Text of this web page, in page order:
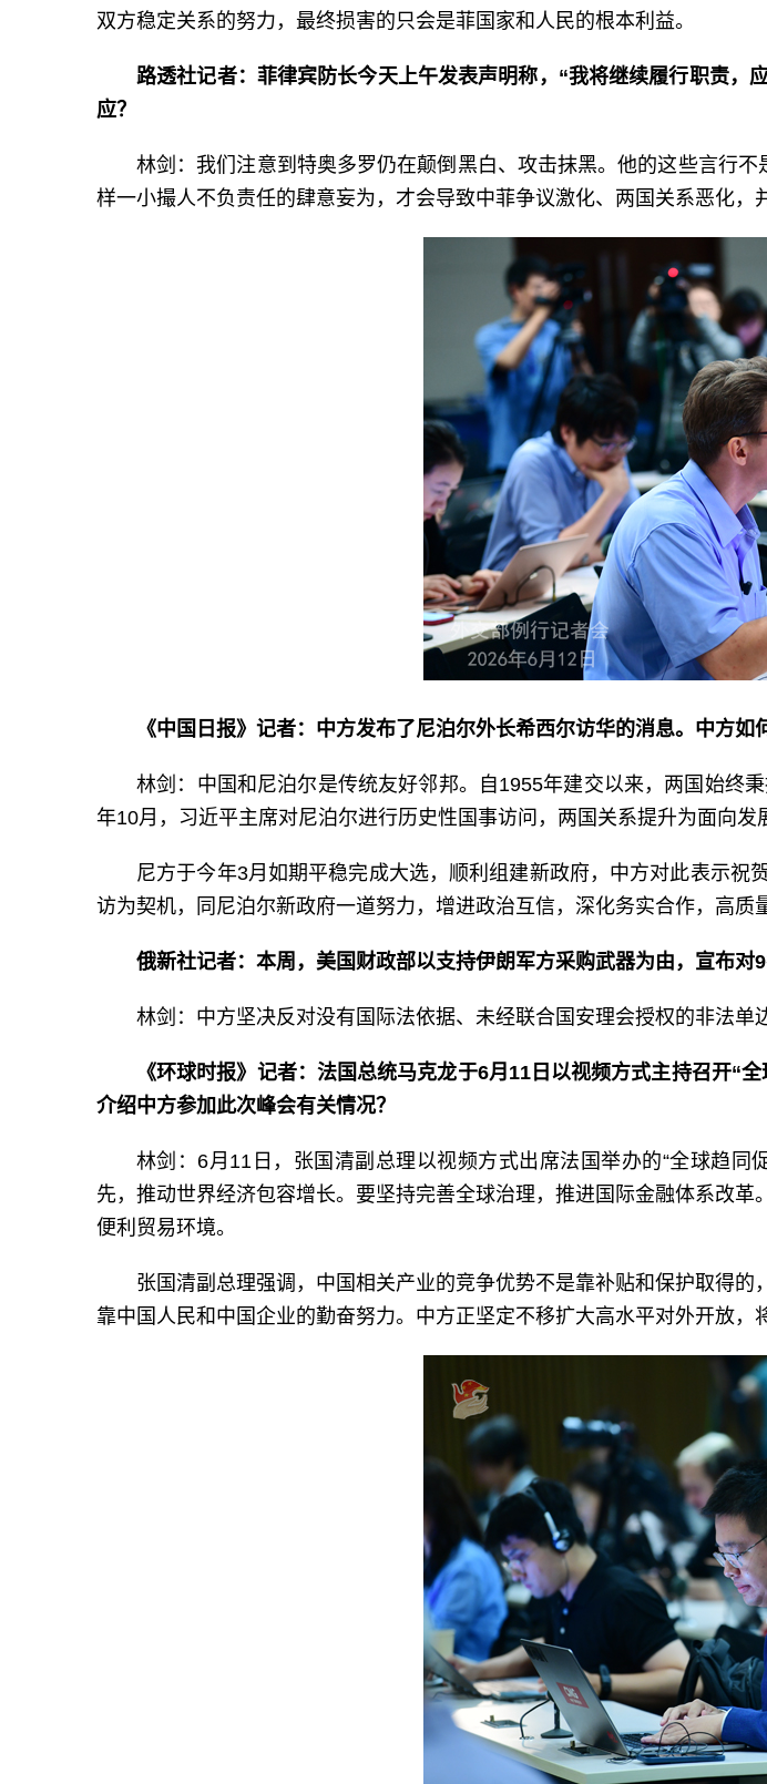
双方稳定关系的努力，最终损害的只会是菲国家和人民的根本利益。
路透社记者：菲律宾防长今天上午发表声明称，“我将继续履行职责，
应？
林剑：我们注意到特奥多罗仍在颠倒黑白、攻击抹黑。他的这些言行
样一小撮人不负责任的肆意妄为，才会导致中菲争议激化、两国关系恶化，
《中国日报》记者：中方发布了尼泊尔外长希西尔访华的消息。中方如
林剑：中国和尼泊尔是传统友好邻邦。自1955年建交以来，两国始终
年10月，习近平主席对尼泊尔进行历史性国事访问，两国关系提升为面向发
尼方于今年3月如期平稳完成大选，顺利组建新政府，中方对此表示
访为契机，同尼泊尔新政府一道努力，增进政治互信，深化务实合作，高质
俄新社记者：本周，美国财政部以支持伊朗军方采购武器为由，宣布
林剑：中方坚决反对没有国际法依据、未经联合国安理会授权的非法
《环球时报》记者：法国总统马克龙于6月11日以视频方式主持召开“
介绍中方参加此次峰会有关情况？
林剑：6月11日，张国清副总理以视频方式出席法国举办的“全球趋
先，推动世界经济包容增长。要坚持完善全球治理，推进国际金融体系改
便利贸易环境。
张国清副总理强调，中国相关产业的竞争优势不是靠补贴和保护取得
靠中国人民和中国企业的勤奋努力。中方正坚定不移扩大高水平对外开放